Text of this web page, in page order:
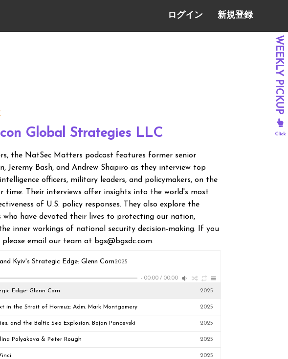
ログイン 新規登録
Global Strategies LLC
the NatSec Matters podcast features former senior
Jeremy Bash, and Andrew Shapiro as they interview top
officers, military leaders, and policymakers, on the
time. Their interviews offer insights into the world's most
of U.S. policy responses. They also explore the
who have devoted their lives to protecting our nation,
inner workings of national security decision-making. If you
email our team at bgs@bgsdc.com.
Kyiv's Strategic Edge: Glenn Corn2025
- 00:00 / 00:00
Edge: Glenn Corn 2025
in the Strait of Hormuz: Adm. Mark Montgomery 2025
and the Baltic Sea Explosion: Bojan Pancevski 2025
Polyakova & Peter Rough 2025
2025